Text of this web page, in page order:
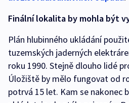
Finální lokalita by mohla být
Plán hlubinného ukládání
tuzemských jaderných
roku 1990. Stejně dlouho lidé
Úložiště by mělo fungovat od
potrvá 15 let. Kam se nakonec